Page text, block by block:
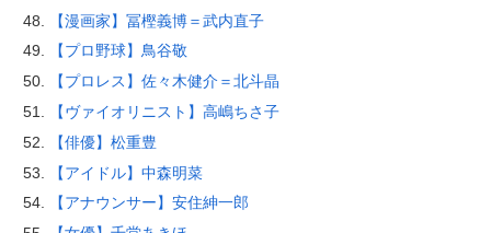
【漫画家】冨樫義博＝武内直子
【プロ野球】鳥谷敬
【プロレス】佐々木健介＝北斗晶
【ヴァイオリニスト】高嶋ちさ子
【俳優】松重豊
【アイドル】中森明菜
【アナウンサー】安住紳一郎